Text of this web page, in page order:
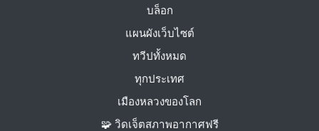
บล็อก
แผนผังเว็บไซต์
ทวีปทั้งหมด
ทุกประเทศ
เมืองหลวงของโลก
🧩 วิดเจ็ตสภาพอากาศฟรี